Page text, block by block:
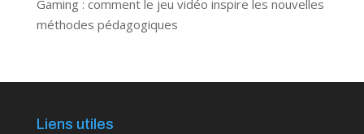
Gaming : comment le jeu vidéo inspire les nouvelles
méthodes pédagogiques
Liens utiles